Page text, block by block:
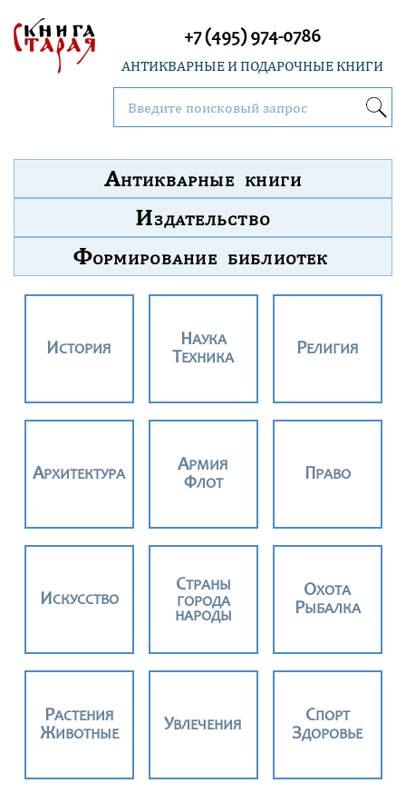
АНТИКВАРНЫЕ И ПОДАРОЧНЫЕ КНИГИ
+7 (495) 974-0786
АНТИКВАРНЫЕ КНИГИ
ИЗДАТЕЛЬСТВО
ФОРМИРОВАНИЕ БИБЛИОТЕК
ИСТОРИЯ
НАУКА
ТЕХНИКА
РЕЛИГИЯ
АРХИТЕКТУРА
АРМИЯ
ФЛОТ
ПРАВО
ИСКУССТВО
СТРАНЫ
ГОРОДА
НАРОДЫ
ОХОТА
РЫБАЛКА
РАСТЕНИЯ
ЖИВОТНЫЕ
УВЛЕЧЕНИЯ
СПОРТ
ЗДОРОВЬЕ